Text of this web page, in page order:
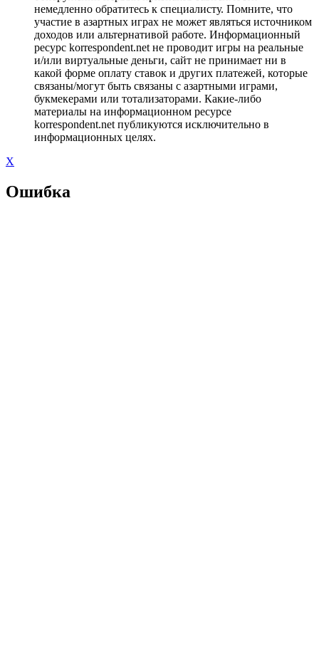
немедленно обратитесь к специалисту. Помните, что
участие в азартных играх не может являться источником
доходов или альтернативой работе. Информационный
ресурс korrespondent.net не проводит игры на реальные
и/или виртуальные деньги, сайт не принимает ни в
какой форме оплату ставок и других платежей, которые
связаны/могут быть связаны с азартными играми,
букмекерами или тотализаторами. Какие-либо
материалы на информационном ресурсе
korrespondent.net публикуются исключительно в
информационных целях.
X
Ошибка